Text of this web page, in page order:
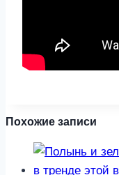
Похожие записи